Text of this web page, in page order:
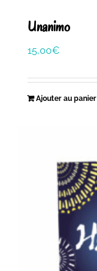
Unanimo
15,00€
Ajouter au panier